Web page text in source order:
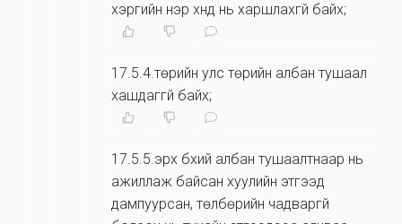
хэргийн нэр хүнд нь харшлахгүй байх;
17.5.4.төрийн улс төрийн албан тушаал
хашдаггүй байх;
17.5.5.эрх бүхий албан тушаалтнаар нь
ажиллаж байсан хуулийн этгээд
дампуурсан, төлбөрийн чадваргүй